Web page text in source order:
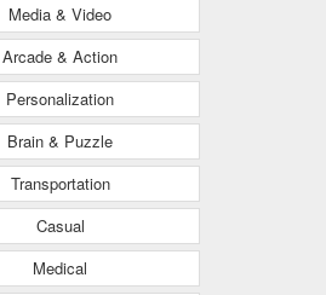
Media & Video
Arcade & Action
Personalization
Brain & Puzzle
Transportation
Casual
Medical